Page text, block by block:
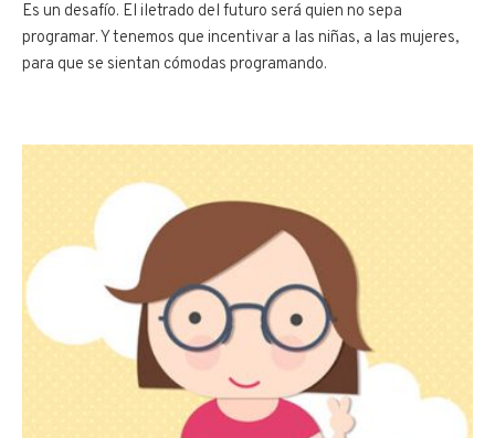
Es un desafío. El iletrado del futuro será quien no sepa
programar. Y tenemos que incentivar a las niñas, a las mujeres,
para que se sientan cómodas programando.